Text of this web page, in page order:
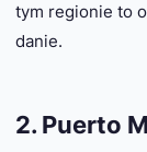
tym regionie to
danie.
2. Puerto